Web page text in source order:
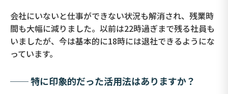
会社にいないと仕事ができない状況も解消され、残業時
間も大幅に減りました。以前は22時過ぎまで残る社員も
いましたが、今は基本的に18時には退社できるようにな
っています。
── 特に印象的だった活用法はありますか？